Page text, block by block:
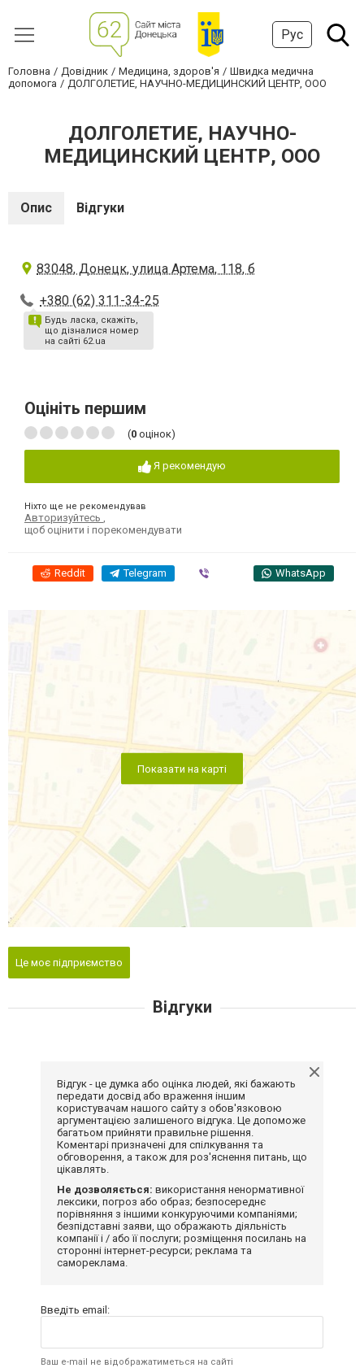
Рус
Головна Довідник Медицина, здоров'я
Швидка медична
допомога
ДОЛГОЛЕТИЕ, НАУЧНО-МЕДИЦИНСКИЙ ЦЕНТР, ООО
ДОЛГОЛЕТИЕ, НАУЧНО-
МЕДИЦИНСКИЙ ЦЕНТР, ООО
Опис Відгуки
83048, Донецк, улица Артема, 118, б
+380 (62) 311-34-25
Будь ласка, скажіть,
що дізналися номер
на сайті 62.ua
Оцініть першим
(0 оцінок)
Я рекомендую
Ніхто ще не рекомендував
Авторизуйтесь
щоб оцінити і порекомендувати
Reddit Telegram WhatsApp
Показати на карті
Це моє підприємство
Відгуки
Відгук - це думка або оцінка людей, які бажають
передати досвід або враження іншим
користувачам нашого сайту з обов'язковою
аргументацією залишеного відгука. Це допоможе
багатьом прийняти правильне рішення.
Коментарі призначені для спілкування та
обговорення, а також для роз'яснення питань, що
цікавлять.
Не дозволяється: використання ненормативної
лексики, погроз або образ; безпосереднє
порівняння з іншими конкуруючими компаніями;
безпідставні заяви, що ображають діяльність
компанії і / або її послуги; розміщення посилань на
сторонні інтернет-ресурси; реклама та
самореклама.
Введіть email:
Ваш e-mail не відображатиметься на сайті